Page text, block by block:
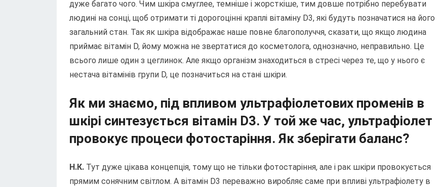
дуже багато чого. Чим шкіра смуглее, темніше і жорсткіше, тим довше потрібно перебувати
людині на сонці, щоб отримати ті дорогоцінні краплі вітаміну D3, які будуть позначатися на його
загальний стан. Так як шкіра відображає наше повне благополуччя, сказати, що якщо людина
приймає вітамін D, йому можна не звертатися до косметолога, однозначно, неправильно. Це
всього лише один з цеглинок. Але якщо організм знаходиться в стресі через те, що у нього є
нестача вітамінів групи D, це позначиться на стані шкіри.
Як ми знаємо, під впливом ультрафіолетових променів в
шкірі синтезується вітамін D3. У той же час, ультрафіолет
провокує процеси фотостаріння. Як зберігати баланс?
Н.К. Тут дуже цікава концепція, тому що не тільки фотостаріння, але і рак шкіри провокується
прямим сонячним світлом. А вітамін D3 переважно виробляє саме при впливі ультрафіолету в